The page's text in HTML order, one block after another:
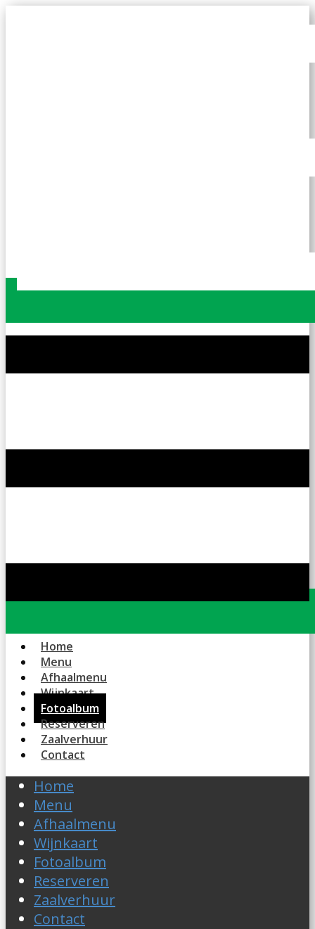
Home
Menu
Afhaalmenu
Wijnkaart
Fotoalbum
Reserveren
Zaalverhuur
Contact
Home
Menu
Afhaalmenu
Wijnkaart
Fotoalbum
Reserveren
Zaalverhuur
Contact